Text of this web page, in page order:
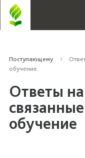
Поступающему
обучение
Ответы
обучение